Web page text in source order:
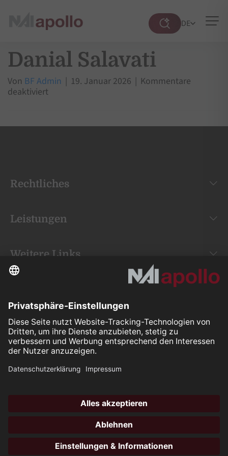
Suche
DE
Danial Salavati
Von BF Admin | 19. Januar 2026 | Kommentare
deaktiviertfür
Rechtliches
Leistungen
Weitere Links
Your space is
our mission.
Folgen Sie uns auf:
All rights reserved ©2026